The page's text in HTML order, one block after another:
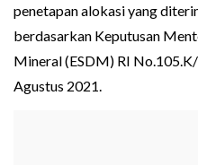
penetapan alokasi yang
berdasarkan Keputusan
Mineral (ESDM) RI
Agustus 2021.